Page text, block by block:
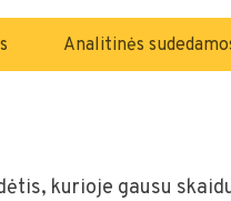
Analitinės
kurioje gausu